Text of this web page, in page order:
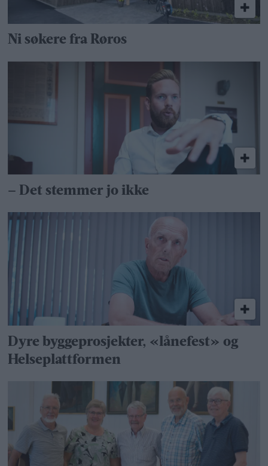
Ni søkere fra Røros
– Det stemmer jo ikke
Dyre byggeprosjekter, «lånefest» og
Helseplattformen